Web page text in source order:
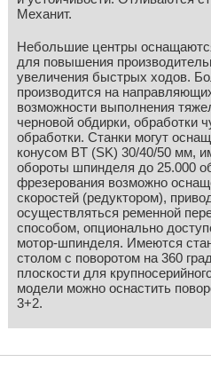
Механит.
Небольшие центры
для повышения
увеличения быстрых ходов.
производится на
возможности выполнения
черновой обдирки, обработки
обработки. Станки могут
конусом BT (SK) 30/40/50 мм,
обороты шпинделя до 25.000
фрезерования возможно
скоростей (редуктором),
осуществляться ременной
способом, опционально
мотор-шпинделя. Имеются
столом с поворотом на 360
плоскости для
модели можно оснастить
3+2.